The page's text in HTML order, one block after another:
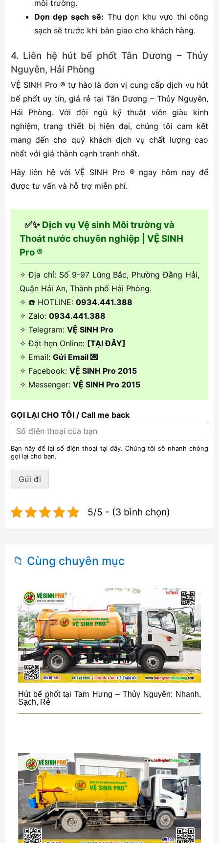
môi trường.
Dọn dẹp sạch sẽ: Thu dọn khu vực thi công
sạch sẽ trước khi bàn giao cho khách hàng.
4. Liên hệ hút bể phốt Tân Dương – Thủy
Nguyên, Hải Phòng
VỆ SINH Pro ® tự hào là đơn vị cung cấp dịch vụ hút
bể phốt uy tín, giá rẻ tại Tân Dương – Thủy Nguyên,
Hải Phòng. Với đội ngũ kỹ thuật viên giàu kinh
nghiệm, trang thiết bị hiện đại, chúng tôi cam kết
mang đến cho quý khách dịch vụ chất lượng cao
nhất với giá thành cạnh tranh nhất.
Hãy liên hệ với VỆ SINH Pro ® ngay hôm nay để
được tư vấn và hỗ trợ miễn phí.
✅✨ Dịch vụ Vệ sinh Môi trường và
Thoát nước chuyên nghiệp | VỆ SINH
Pro ®
✧ Địa chỉ: Số 9-97 Lũng Bắc, Phường Đằng Hải,
Quận Hải An, Thành phố Hải Phòng.
✧ ☎️ HOTLINE: 0934.441.388
✧ Zalo: 0934.441.388
✧ Telegram: VỆ SINH Pro
✧ Đặt hẹn Online: [TẠI ĐÂY]
✧ Email: Gửi Email 💌
✧ Facebook: VỆ SINH Pro 2015
✧ Messenger: VỆ SINH Pro 2015
GỌI LẠI CHO TÔI / Call me back
Bạn hãy để lại số điện thoại tại đây. Chúng tôi sẽ nhanh chóng
gọi lại cho bạn.
Gửi đi
5/5 - (3 bình chọn)
📁 Cùng chuyên mục
Hút bể phốt tại Tam Hưng – Thủy Nguyên: Nhanh,
Sạch, Rẻ